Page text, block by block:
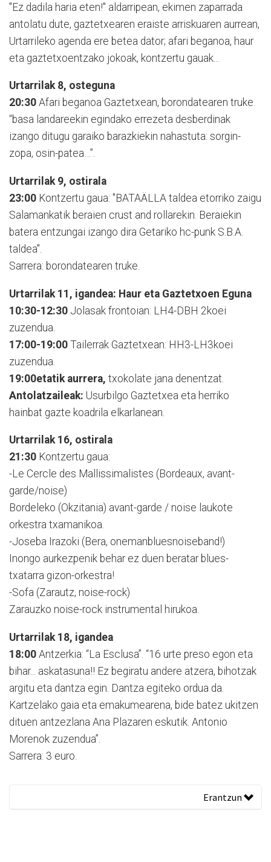
"Ez dadila haria eten!" aldarripean, ekimen zaparrada
antolatu dute, gaztetxearen eraiste arriskuaren aurrean,
Urtarrileko agenda ere betea dator; afari beganoa, haur
eta gaztetxoentzako jokoak, kontzertu gauak...
Urtarrilak 8, osteguna
20:30 Afari beganoa Gaztetxean, borondatearen truke.
“basa landareekin egindako errezeta desberdinak
izango ditugu garaiko barazkiekin nahastuta: sorgin-
zopa, osin-patea…”.
Urtarrilak 9, ostirala
23:00 Kontzertu gaua: "BATAÄLLA taldea etorriko zaigu
Salamankatik beraien crust and rollarekin. Beraiekin
batera entzungai izango dira Getariko hc-punk S.B.A.
taldea".
Sarrera: borondatearen truke.
Urtarrilak 11, igandea: Haur eta Gaztetxoen Eguna
10:30-12:30 Jolasak frontoian: LH4-DBH 2koei
zuzendua.
17:00-19:00 Tailerrak Gaztetxean: HH3-LH3koei
zuzendua.
19:00etatik aurrera, txokolate jana denentzat.
Antolatzaileak: Usurbilgo Gaztetxea eta herriko
hainbat gazte koadrila elkarlanean.
Urtarrilak 16, ostirala
21:30 Kontzertu gaua:
-Le Cercle des Mallissimalistes (Bordeaux, avant-
garde/noise)
Bordeleko (Okzitania) avant-garde / noise laukote
orkestra txamanikoa.
-Joseba Irazoki (Bera, onemanbluesnoiseband!)
Inongo aurkezpenik behar ez duen beratar blues-
txatarra gizon-orkestra!
-Sofa (Zarautz, noise-rock)
Zarauzko noise-rock instrumental hirukoa.
Urtarrilak 18, igandea
18:00 Antzerkia: “La Esclusa”. “16 urte preso egon eta
bihar... askatasuna!! Ez begiratu andere atzera, bihotzak
argitu eta dantza egin. Dantza egiteko ordua da.
Kartzelako gaia eta emakumearena, bide batez ukitzen
dituen antzezlana Ana Plazaren eskutik. Antonio
Morenok zuzendua”.
Sarrera: 3 euro.
Erantzun